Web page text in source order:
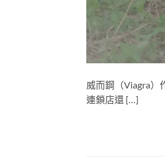
威而鋼（Viagra）
連鎖店還 […]